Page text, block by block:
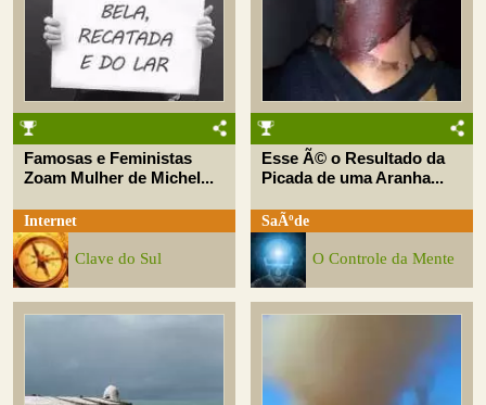
Famosas e Feministas
Zoam Mulher de Michel...
Internet
Clave do Sul
Esse Ã© o Resultado da
Picada de uma Aranha...
SaÃºde
O Controle da Mente